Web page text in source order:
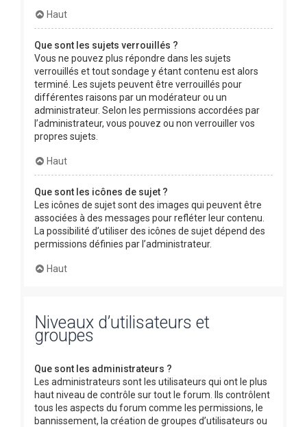
Haut
Que sont les sujets verrouillés ?
Vous ne pouvez plus répondre dans les sujets
verrouillés et tout sondage y étant contenu est alors
terminé. Les sujets peuvent être verrouillés pour
différentes raisons par un modérateur ou un
administrateur. Selon les permissions accordées par
l’administrateur, vous pouvez ou non verrouiller vos
propres sujets.
Haut
Que sont les icônes de sujet ?
Les icônes de sujet sont des images qui peuvent être
associées à des messages pour refléter leur contenu.
La possibilité d’utiliser des icônes de sujet dépend des
permissions définies par l’administrateur.
Haut
Niveaux d’utilisateurs et
groupes
Que sont les administrateurs ?
Les administrateurs sont les utilisateurs qui ont le plus
haut niveau de contrôle sur tout le forum. Ils contrôlent
tous les aspects du forum comme les permissions, le
bannissement, la création de groupes d’utilisateurs ou